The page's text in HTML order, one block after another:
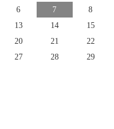
6 7
8
13 14
15
20 21
22
27 28
29